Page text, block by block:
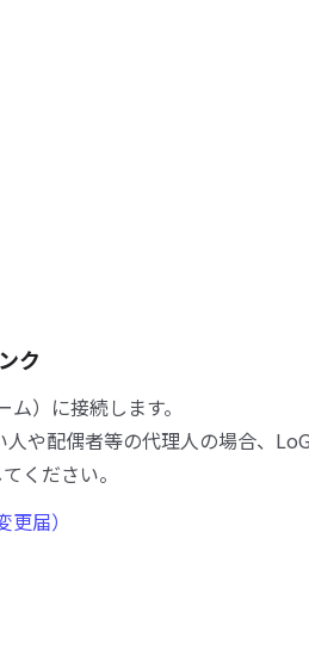
ク
）に接続します。
や配偶者等の代理人の場合、
ください。
届）